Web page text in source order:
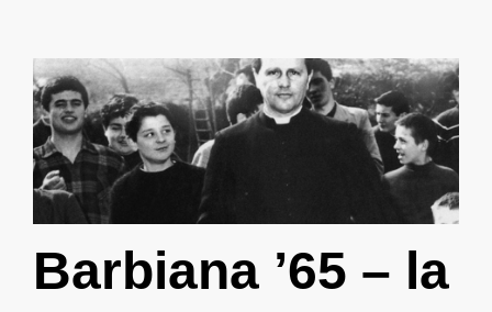
Barbiana ’65 – la